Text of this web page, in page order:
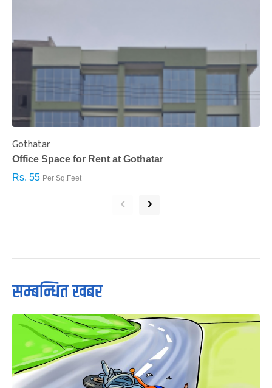
Gothatar
Office Space for Rent at Gothatar
Rs. 55 Per Sq.Feet
‹ ›
सम्बन्धित खबर